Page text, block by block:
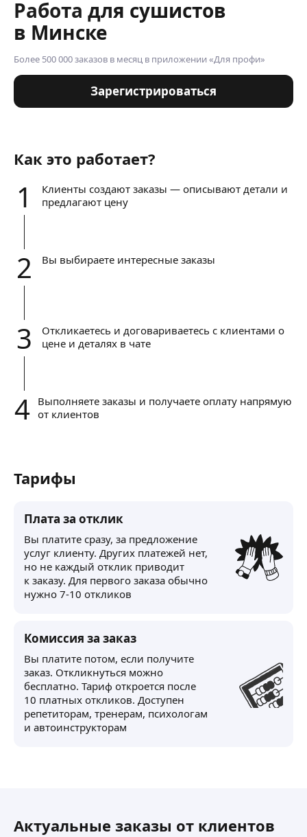
Работа для сушистов
в Минске
Более 500 000 заказов в месяц в приложении «Для профи»
Зарегистрироваться
Как это работает?
1
Клиенты создают заказы — описывают детали и
предлагают цену
2 Вы выбираете интересные заказы
3
Откликаетесь и договариваетесь с клиентами о
цене и деталях в чате
4
Выполняете заказы и получаете оплату напрямую
от клиентов
Тарифы
Плата за отклик
Вы платите сразу, за предложение
услуг клиенту. Других платежей нет,
но не каждый отклик приводит
к заказу. Для первого заказа обычно
нужно 7-10 откликов
Комиссия за заказ
Вы платите потом, если получите
заказ. Откликнуться можно
бесплатно. Тариф откроется после
10 платных откликов. Доступен
репетиторам, тренерам, психологам
и автоинструкторам
Актуальные заказы от клиентов